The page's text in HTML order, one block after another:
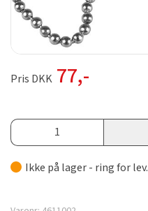
Pris DKK 77,-
Ikke på lager - ring for lev.